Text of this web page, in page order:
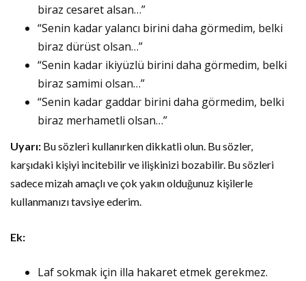
biraz cesaret alsan…”
“Senin kadar yalancı birini daha görmedim, belki
biraz dürüst olsan…”
“Senin kadar ikiyüzlü birini daha görmedim, belki
biraz samimi olsan…”
“Senin kadar gaddar birini daha görmedim, belki
biraz merhametli olsan…”
Uyarı: Bu sözleri kullanırken dikkatli olun. Bu sözler,
karşıdaki kişiyi incitebilir ve ilişkinizi bozabilir. Bu sözleri
sadece mizah amaçlı ve çok yakın olduğunuz kişilerle
kullanmanızı tavsiye ederim.
Ek:
Laf sokmak için illa hakaret etmek gerekmez.